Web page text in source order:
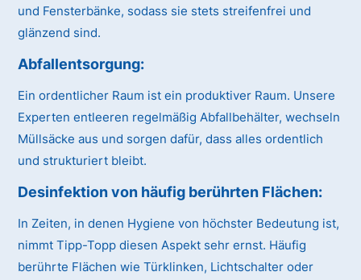
und Fensterbänke, sodass sie stets streifenfrei und
glänzend sind.
Abfallentsorgung:
Ein ordentlicher Raum ist ein produktiver Raum. Unsere
Experten entleeren regelmäßig Abfallbehälter, wechseln
Müllsäcke aus und sorgen dafür, dass alles ordentlich
und strukturiert bleibt.
Desinfektion von häufig berührten Flächen:
In Zeiten, in denen Hygiene von höchster Bedeutung ist,
nimmt Tipp-Topp diesen Aspekt sehr ernst. Häufig
berührte Flächen wie Türklinken, Lichtschalter oder